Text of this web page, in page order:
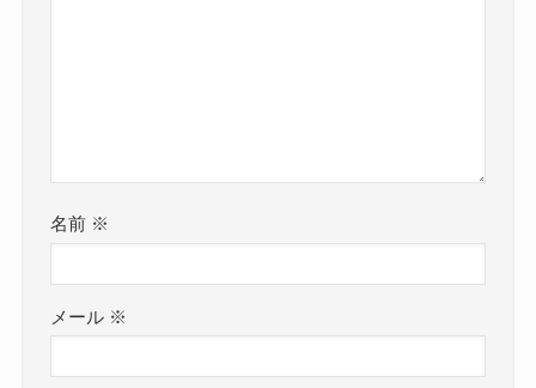
名前 ※
メール ※